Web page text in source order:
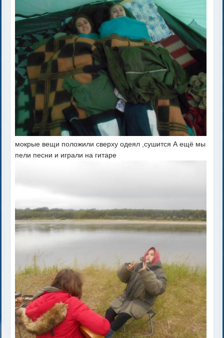
мокрые вещи положили сверху одеял ,сушится А ещё мы
пели песни и играли на гитаре